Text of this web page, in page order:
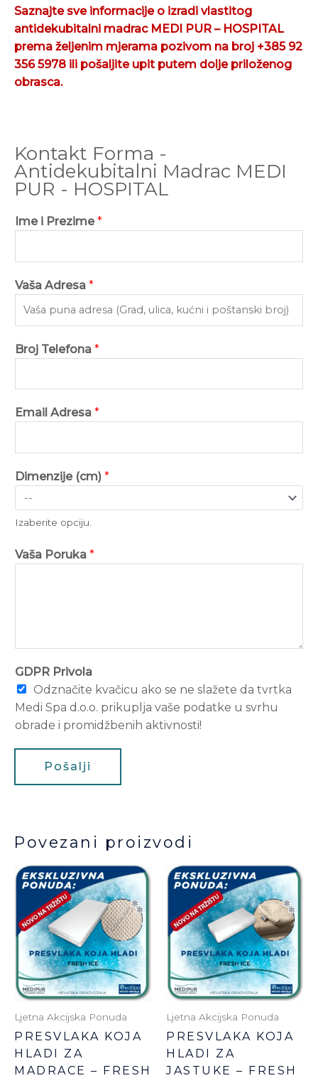
Saznajte sve informacije o izradi vlastitog
antidekubitalni madrac MEDI PUR – HOSPITAL
prema željenim mjerama pozivom na broj +385 92
356 5978 ili pošaljite upit putem dolje priloženog
obrasca.
Kontakt Forma -
Antidekubitalni Madrac MEDI
PUR - HOSPITAL
Ime i Prezime*
Vaša Adresa *
Broj Telefona *
Email Adresa *
Dimenzije (cm) *
Izaberite opciju.
Vaša Poruka *
GDPR Privola
Odznačite kvačicu ako se ne slažete da tvrtka
Medi Spa d.o.o. prikuplja vaše podatke u svrhu
obrade i promidžbenih aktivnosti!
Pošalji
Povezani proizvodi
Ljetna Akcijska Ponuda
PRESVLAKA KOJA
HLADI ZA
MADRACE – FRESH
Ovaj
proizvod
više
varijanti.
Opcije
mogu
odabrati
stranici
proizvoda
Ljetna Akcijska Ponuda
PRESVLAKA KOJA
HLADI ZA
JASTUKE – FRESH